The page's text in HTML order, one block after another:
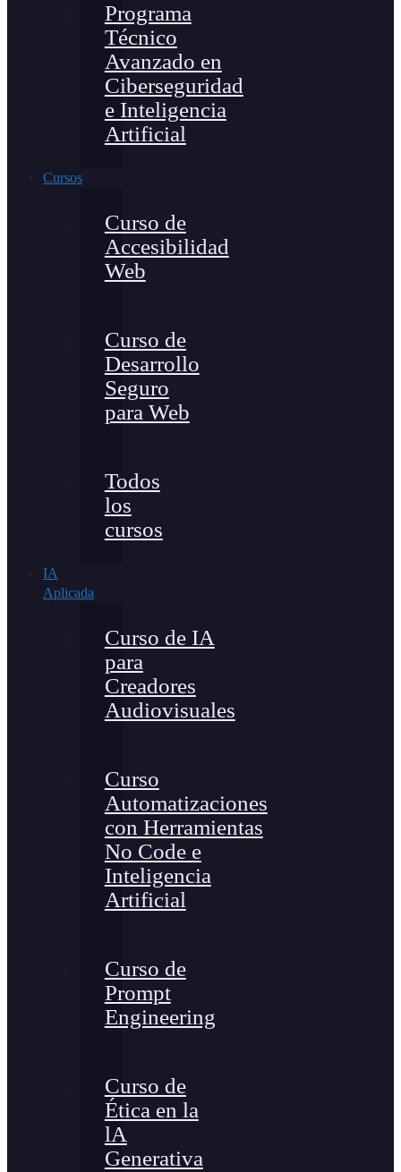
Programa
Técnico
Avanzado en
Ciberseguridad
e Inteligencia
Artificial
Cursos
Curso de
Accesibilidad
Web
Curso de
Desarrollo
Seguro
para Web
Todos
los
cursos
IA
Aplicada
Curso de IA
para
Creadores
Audiovisuales
Curso
Automatizaciones
con Herramientas
No Code e
Inteligencia
Artificial
Curso de
Prompt
Engineering
Curso de
Ética en la
lA
Generativa